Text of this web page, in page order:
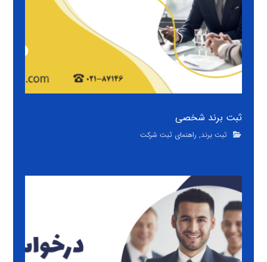
ثبت برند شخصی
ثبت برند, راهنمای ثبت شرکت